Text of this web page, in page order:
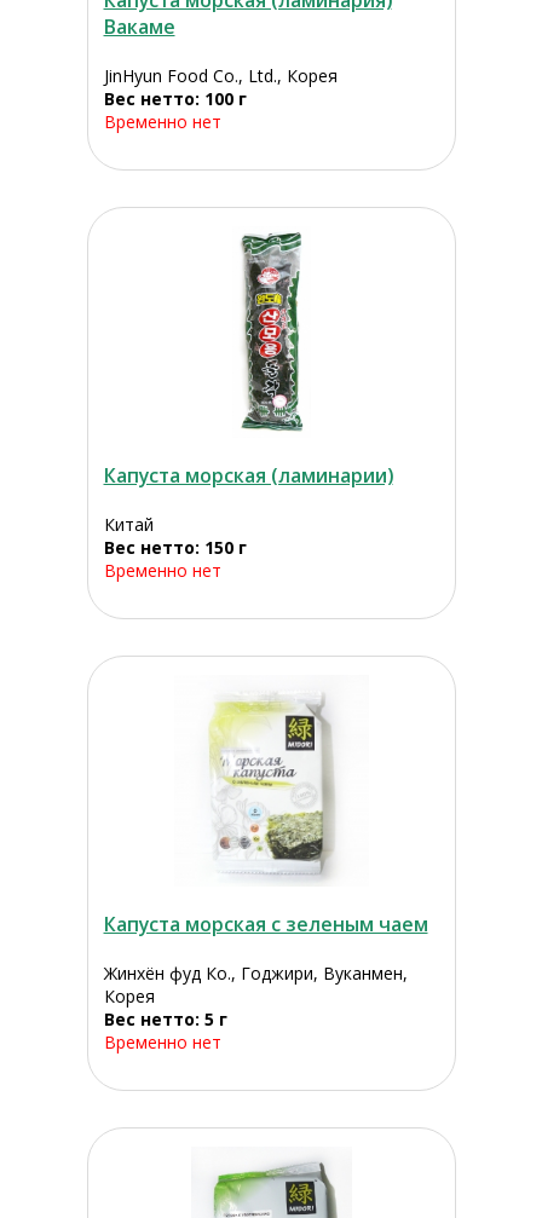
Вакаме
JinHyun Food Co., Ltd., Корея
Вес нетто: 100 г
Временно нет
Капуста морская (ламинарии)
Китай
Вес нетто: 150 г
Временно нет
Капуста морская с зеленым чаем
Жинхён фуд Ко., Годжири, Вуканмен,
Корея
Вес нетто: 5 г
Временно нет